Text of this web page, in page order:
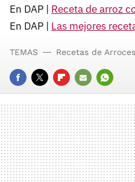
En DAP | Receta de arroz
En DAP | Las mejores
FACEBOOK
TWITTERFLIPBOARD
E-
MAIL
TEMAS Recetas de Arroces